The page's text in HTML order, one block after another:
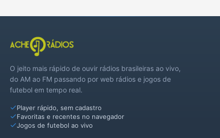
O jeito mais rápido de ouvir rádios brasileiras ao vivo,
do AM ao FM passando por web rádios e jogos de
futebol em tempo real.
Player rápido, sem cadastro
Favoritas e recentes no navegador
Jogos de futebol ao vivo